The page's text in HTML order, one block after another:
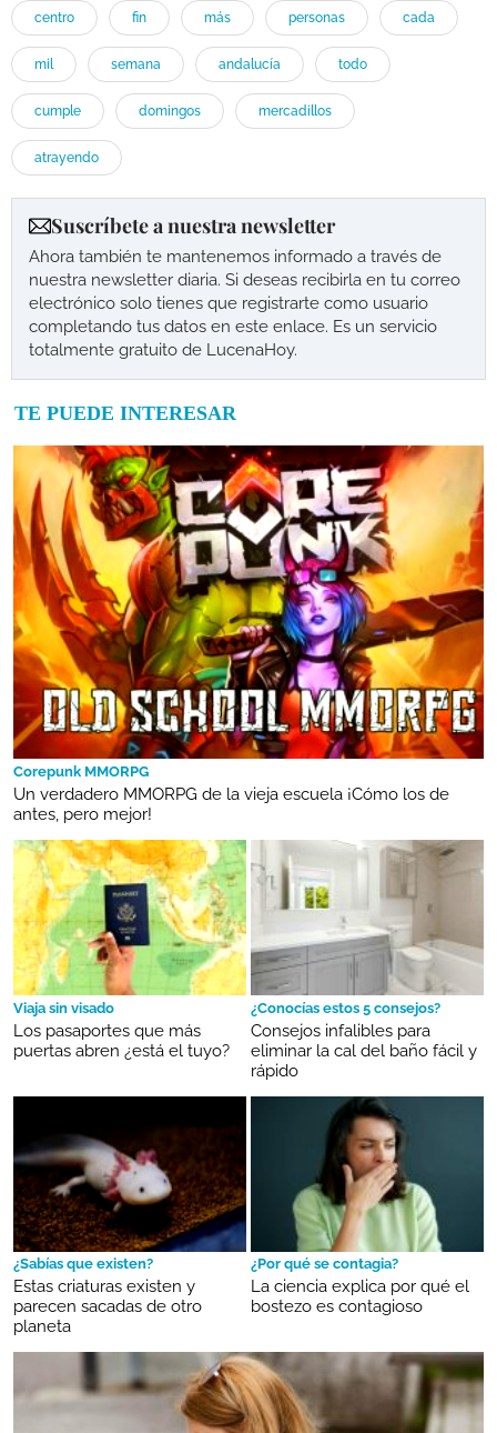
centro fin más personas cada
mil semana andalucía todo
cumple domingos mercadillos
atrayendo
Suscríbete a nuestra newsletter
Ahora también te mantenemos informado a través de
nuestra newsletter diaria. Si deseas recibirla en tu correo
electrónico solo tienes que registrarte como usuario
completando tus datos en este enlace. Es un servicio
totalmente gratuito de LucenaHoy.
TE PUEDE INTERESAR
Corepunk MMORPG
Un verdadero MMORPG de la vieja escuela ¡Cómo los de
antes, pero mejor!
Viaja sin visado
Los pasaportes que más
puertas abren ¿está el tuyo?
¿Conocías estos 5 consejos?
Consejos infalibles para
eliminar la cal del baño fácil y
rápido
¿Sabías que existen?
Estas criaturas existen y
parecen sacadas de otro
planeta
¿Por qué se contagia?
La ciencia explica por qué el
bostezo es contagioso